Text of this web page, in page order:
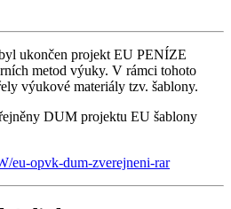
ukončen projekt EU PENÍZE
metod výuky. V rámci tohoto
výukové materiály tzv. šablony.
DUM projektu EU šablony
eu-opvk-dum-zverejneni-rar